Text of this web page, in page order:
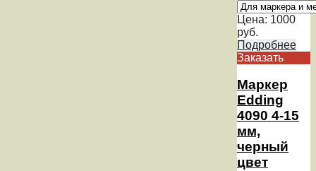
Цена: 1000
руб.
Подробнее
Заказать
Маркер
Edding
4090 4-15
мм,
черный
цвет